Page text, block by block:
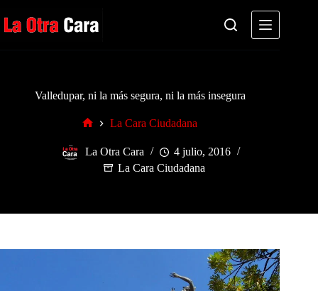
al
contenido
Valledupar, ni la más segura, ni la más insegura
La Cara Ciudadana
La Otra Cara
4 julio, 2016
La Cara Ciudadana